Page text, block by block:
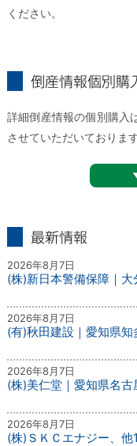
ください。
詳細倒産情報の個別購入
させていただいております
2026年8月7日
(株)新日本警備保障｜大
2026年8月7日
(有)秋田建設｜愛知県知
2026年8月7日
(株)美仁堂｜愛知県名古
2026年8月7日
(株)ＳＫＣエナジー、